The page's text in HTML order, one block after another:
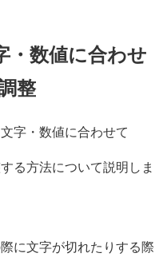
・数値に合わせ
整
字・数値に合わせて
る方法について説明しま
に文字が切れたりする際